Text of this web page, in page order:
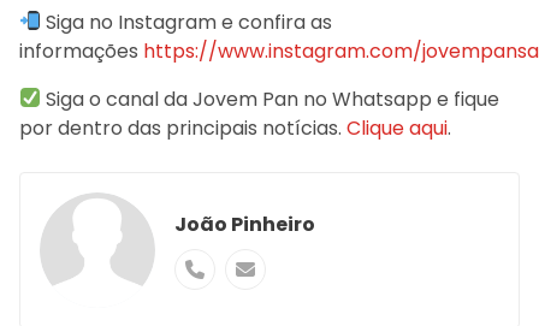
Siga no Instagram e confira as
informações https://www.instagram.com/
Siga o canal da Jovem Pan no Whatsapp e fique
por dentro das principais notícias. Clique aqui.
João Pinheiro